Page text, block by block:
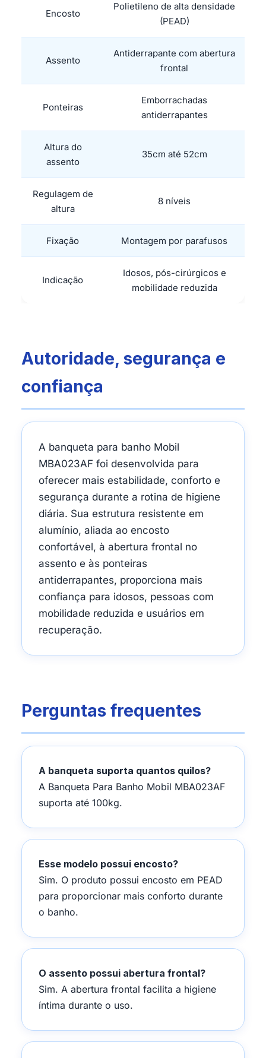
Encosto
Polietileno de alta densidade
(PEAD)
Assento
Antiderrapante com abertura
frontal
Ponteiras
Emborrachadas
antiderrapantes
Altura do
assento
35cm até 52cm
Regulagem de
altura
8 níveis
Fixação Montagem por parafusos
Indicação
Idosos, pós-cirúrgicos e
mobilidade reduzida
Autoridade, segurança e
confiança
A banqueta para banho Mobil
MBA023AF foi desenvolvida para
oferecer mais estabilidade, conforto e
segurança durante a rotina de higiene
diária. Sua estrutura resistente em
alumínio, aliada ao encosto
confortável, à abertura frontal no
assento e às ponteiras
antiderrapantes, proporciona mais
confiança para idosos, pessoas com
mobilidade reduzida e usuários em
recuperação.
Perguntas frequentes
A banqueta suporta quantos quilos?
A Banqueta Para Banho Mobil MBA023AF
suporta até 100kg.
Esse modelo possui encosto?
Sim. O produto possui encosto em PEAD
para proporcionar mais conforto durante
o banho.
O assento possui abertura frontal?
Sim. A abertura frontal facilita a higiene
íntima durante o uso.